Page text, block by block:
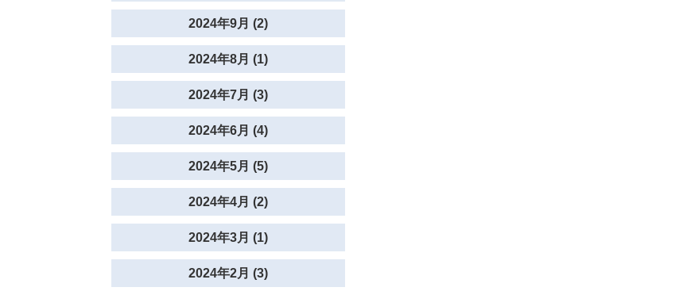
2024年9月 (2)
2024年8月 (1)
2024年7月 (3)
2024年6月 (4)
2024年5月 (5)
2024年4月 (2)
2024年3月 (1)
2024年2月 (3)